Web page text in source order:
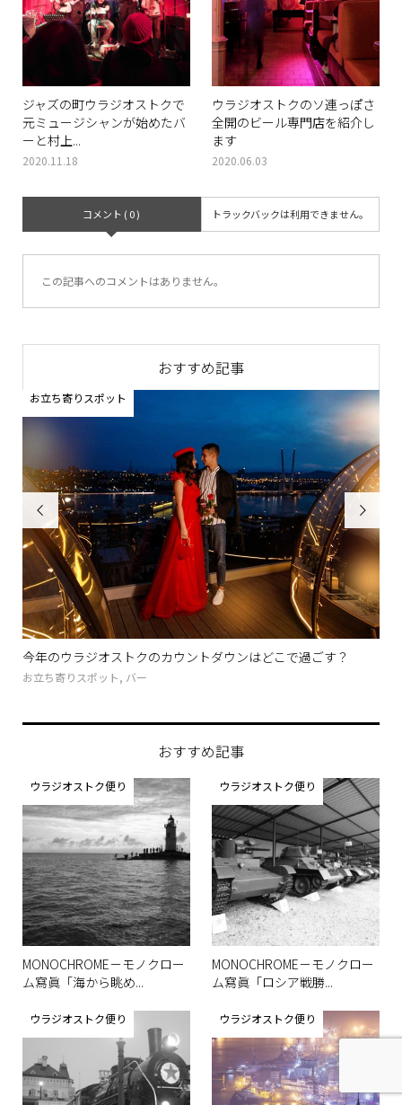
ジャズの町ウラジオストクで
元ミュージシャンが始めたバ
ーと村上...
2020.11.18
ウラジオストクのソ連っぽさ
全開のビール専門店を紹介し
ます
2020.06.03
コメント ( 0 ) トラックバックは利用できません。
この記事へのコメントはありません。
おすすめ記事

今年のウラジオストクのカウントダウンはどこで過ごす？
お立ち寄りスポット, バー
お立ち寄りスポット

おすすめ記事
ウラジオストク便り
MONOCHROME－モノクロー
ム寫眞「海から眺め...
ウラジオストク便り
MONOCHROME－モノクロー
ム寫眞「ロシア戦勝...
ウラジオストク便り ウラジオストク便り